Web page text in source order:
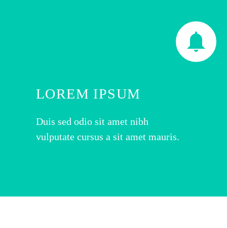


LOREM IPSUM
Duis sed odio sit amet nibh
vulputate cursus a sit amet mauris.